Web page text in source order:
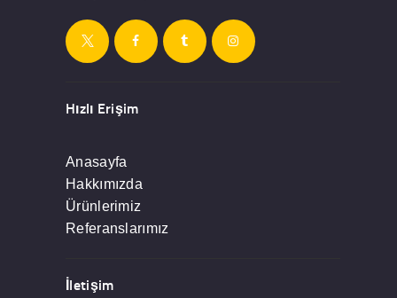
Hızlı Erişim
Anasayfa
Hakkımızda
Ürünlerimiz
Referanslarımız
İletişim